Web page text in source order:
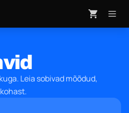
Leia sobivad mõõdud,